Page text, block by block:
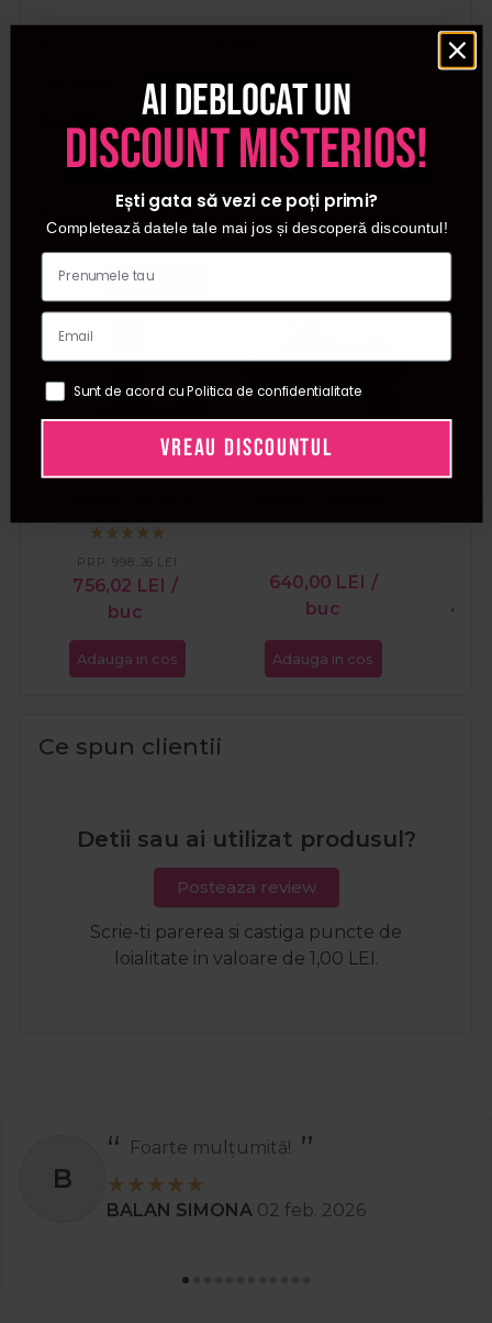
Airbrush unghii
Cupio
Cumparate frecvent impreuna:
Pret special
JRL Masina de tuns
fara fir Onyx Black
2020C-B
756,02 LEI /
buc
PRP:998,26 LEI
Adauga in cos
The Shave Factory
Covoras antioboseala
640,00 LEI /
buc
Adauga in cos
Ce spun clientii
Detii sau ai utilizat produsul?
Posteaza review
Scrie-ti parerea si castiga puncte de
loialitate in valoare de 1,00 LEI.
B
Foarte mulțumită!
BALAN SIMONA 02 feb. 2026
Ai deblocat un
discount misterios!
Ești gata să vezi ce poți primi?
Completează datele tale mai jos și descoperă discountul!
Sunt de acord cu Politica de confidentialitate
VREAU DISCOUNTUL